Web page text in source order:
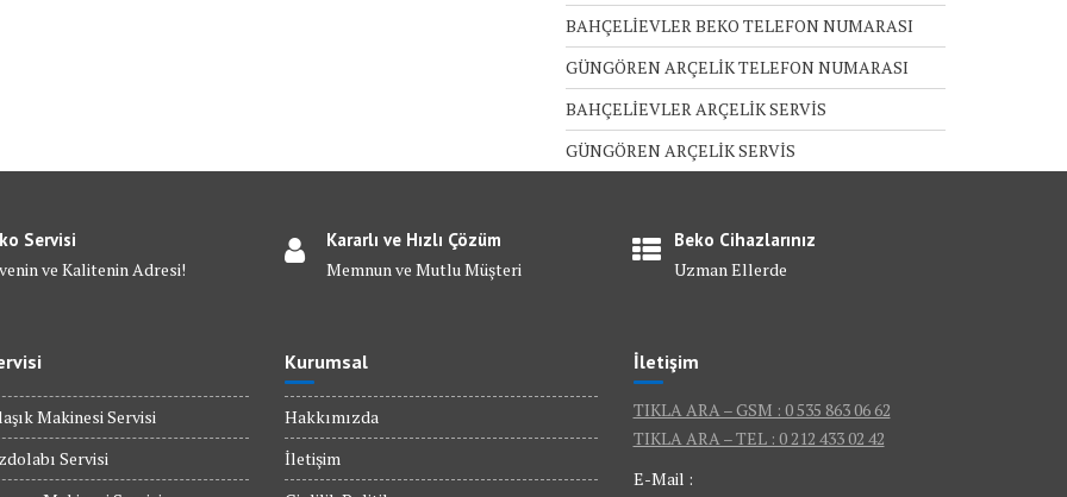
BAHÇELİEVLER BEKO TELEFON NUMARASI
GÜNGÖREN ARÇELİK TELEFON NUMARASI
BAHÇELİEVLER ARÇELİK SERVİS
GÜNGÖREN ARÇELİK SERVİS
Servisi
ve Kalitenin Adresi!
Kararlı ve Hızlı Çözüm
Memnun ve Mutlu Müşteri
Beko Cihazlarınız
Uzman Ellerde
Makinesi Servisi
Servisi
Kurumsal
Hakkımızda
İletişim
İletişim
TIKLA ARA – GSM : 0 535 863 06 62
TIKLA ARA – TEL : 0 212 433 02 42
E-Mail :